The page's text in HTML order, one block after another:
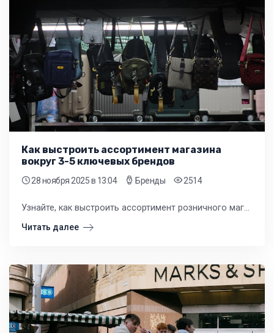
Как выстроить ассортимент магазина
вокруг 3-5 ключевых брендов
28 ноября 2025в 13:04 Бренды 2514
Узнайте, как выстроить ассортимент розничного магазина вокруг 3-5 ключевых брендов. Методы анализа, ценообразование и управление запасами для увеличения продаж.
Читать далее